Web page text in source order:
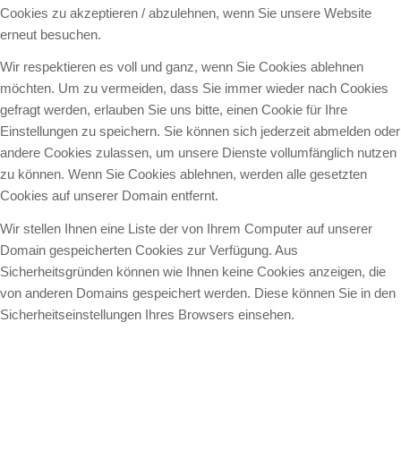
Cookies zu akzeptieren / abzulehnen, wenn Sie unsere Website
erneut besuchen.
Wir respektieren es voll und ganz, wenn Sie Cookies ablehnen
möchten. Um zu vermeiden, dass Sie immer wieder nach Cookies
gefragt werden, erlauben Sie uns bitte, einen Cookie für Ihre
Einstellungen zu speichern. Sie können sich jederzeit abmelden oder
andere Cookies zulassen, um unsere Dienste vollumfänglich nutzen
zu können. Wenn Sie Cookies ablehnen, werden alle gesetzten
Cookies auf unserer Domain entfernt.
Wir stellen Ihnen eine Liste der von Ihrem Computer auf unserer
Domain gespeicherten Cookies zur Verfügung. Aus
Sicherheitsgründen können wie Ihnen keine Cookies anzeigen, die
von anderen Domains gespeichert werden. Diese können Sie in den
Sicherheitseinstellungen Ihres Browsers einsehen.